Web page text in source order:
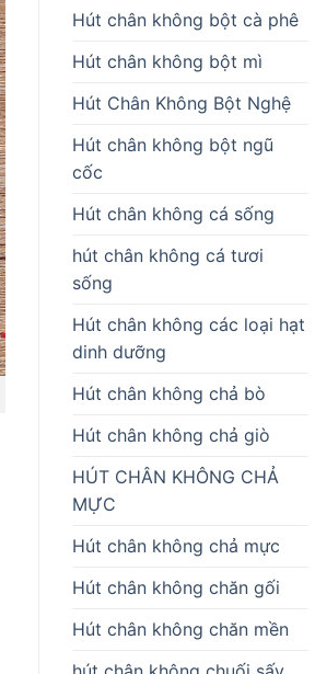
Hút chân không bột cà phê
Hút chân không bột mì
Hút Chân Không Bột Nghệ
Hút chân không bột ngũ
cốc
Hút chân không cá sống
hút chân không cá tươi
sống
Hút chân không các loại hạt
dinh dưỡng
Hút chân không chả bò
Hút chân không chả giò
HÚT CHÂN KHÔNG CHẢ
MỰC
Hút chân không chả mực
Hút chân không chăn gối
Hút chân không chăn mền